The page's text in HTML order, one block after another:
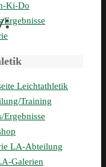
Ki-Do
Ergebnisse
Leichtathletik
Training
Ergebnisse
LA-Abteilung
Galerien